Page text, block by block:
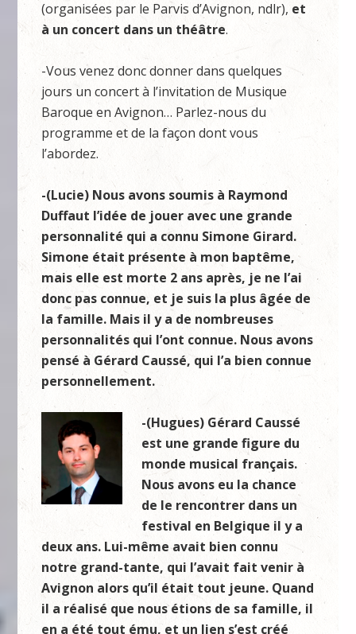
(organisées par le Parvis d’Avignon, ndlr), et
à un concert dans un théâtre.
-Vous venez donc donner dans quelques
jours un concert à l’invitation de Musique
Baroque en Avignon… Parlez-nous du
programme et de la façon dont vous
l’abordez.
-(Lucie) Nous avons soumis à Raymond
Duffaut l’idée de jouer avec une grande
personnalité qui a connu Simone Girard.
Simone était présente à mon baptême,
mais elle est morte 2 ans après, je ne l’ai
donc pas connue, et je suis la plus âgée de
la famille. Mais il y a de nombreuses
personnalités qui l’ont connue. Nous avons
pensé à Gérard Caussé, qui l’a bien connue
personnellement.
-(Hugues) Gérard Caussé
est une grande figure du
monde musical français.
Nous avons eu la chance
de le rencontrer dans un
festival en Belgique il y a
deux ans. Lui-même avait bien connu
notre grand-tante, qui l’avait fait venir à
Avignon alors qu’il était tout jeune. Quand
il a réalisé que nous étions de sa famille, il
en a été tout ému, et un lien s’est créé